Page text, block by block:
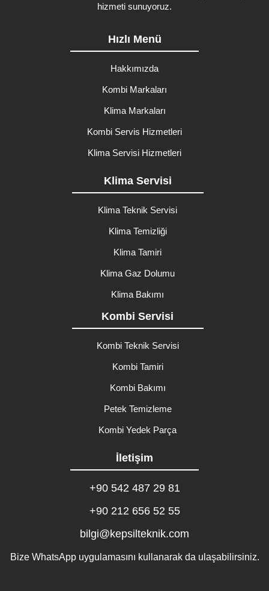
hizmeti sunuyoruz.
Hızlı Menü
Hakkımızda
Kombi Markaları
Klima Markaları
Kombi Servis Hizmetleri
Klima Servisi Hizmetleri
Klima Servisi
Klima Teknik Servisi
Klima Temizliği
Klima Tamiri
Klima Gaz Dolumu
Klima Bakımı
Kombi Servisi
Kombi Teknik Servisi
Kombi Tamiri
Kombi Bakımı
Petek Temizleme
Kombi Yedek Parça
İletişim
+90 542 487 29 81
+90 212 656 52 55
bilgi@kepsilteknik.com
Bize WhatsApp uygulamasını kullanarak da ulaşabilirsiniz.